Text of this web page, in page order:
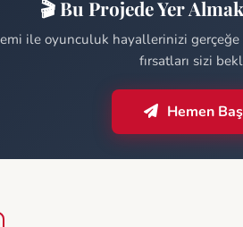
🎬 Bu Projede Yer
ile oyunculuk hayallerinizi
fırsatları sizi
Hemen